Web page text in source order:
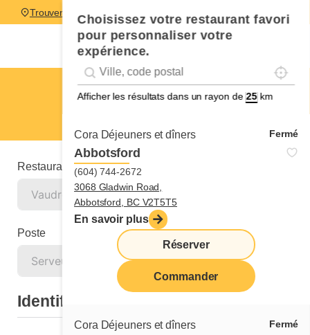
Choisissez votre restaurant favori
pour personnaliser votre
expérience.
Geolocation
Géolocalisation
Afficher les résultats dans un rayon de km
Cora Déjeuners et dîners Fermé
Abbotsford
(604) 744-2672
3068 Gladwin Road,
Abbotsford, BC V2T5T5
En savoir plus
Réserver
Commander
Cora Déjeuners et dîners Fermé
Trouver un restaurant
Vaudreuil - Dorion
Restaurant
Poste
Identification